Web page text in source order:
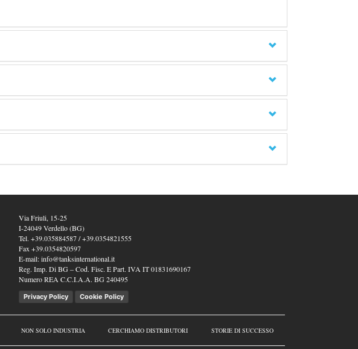
Via Friuli, 15-25
I-24049 Verdello (BG)
Tel. +39.035884587/+39.0354821555
Fax +39.0354820597
E-mail:info@tanksinternational.it
Reg. Imp. Di BG – Cod. Fisc. E Part. IVA IT 01831690167
Numero REA C.C.I.A.A. BG 240495
Privacy Policy Cookie Policy
NON SOLO INDUSTRIA CERCHIAMO DISTRIBUTORI STORIE DI SUCCESSO